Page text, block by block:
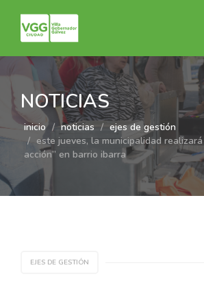
NOTICIAS
inicio noticias
ejes de gestión
este jueves, la municipalidad
acción” en barrio ibarra
EJES DE GESTIÓN